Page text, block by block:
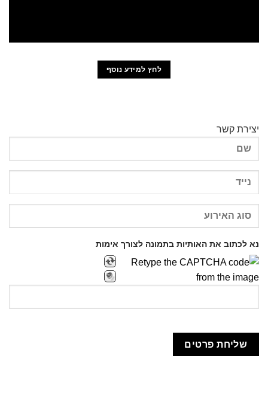
לחץ למידע נוסף
יצירת קשר
נא לכתוב את האותיות בתמונה לצורך אימות